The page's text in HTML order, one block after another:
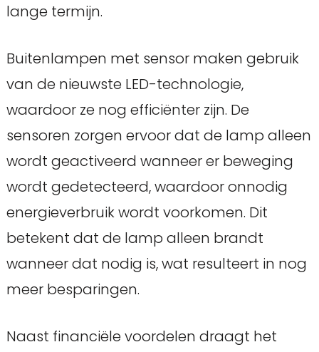
lange termijn.
Buitenlampen met sensor maken gebruik
van de nieuwste LED-technologie,
waardoor ze nog efficiënter zijn. De
sensoren zorgen ervoor dat de lamp alleen
wordt geactiveerd wanneer er beweging
wordt gedetecteerd, waardoor onnodig
energieverbruik wordt voorkomen. Dit
betekent dat de lamp alleen brandt
wanneer dat nodig is, wat resulteert in nog
meer besparingen.
Naast financiële voordelen draagt het